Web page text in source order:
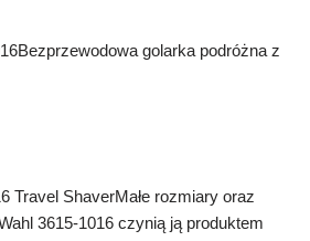
golarka podróżna z
Travel ShaverMałe rozmiary oraz
3615-1016 czynią ją produktem